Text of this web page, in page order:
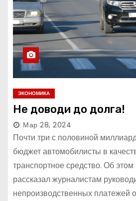
ЭКОНОМИКА
Не доводи до долга!
Мар 28, 2024
Почти три с половиной
бюджет автомобилисты в
транспортное средство. Об этом
рассказал журналистам
непроизводственных платежей